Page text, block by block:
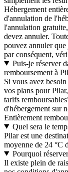
Hébergement
d'annulation de
l'annulation
devez annuler.
pouvez annuler
par conséquent,
Puis-je réserver
remboursement à
Si vous avez
vos plans pour
tarifs
d'hébergement sur
Entièrement
Quel sera le
Pilar est une
moyenne de 24 °C
Pourquoi
Il existe plein de